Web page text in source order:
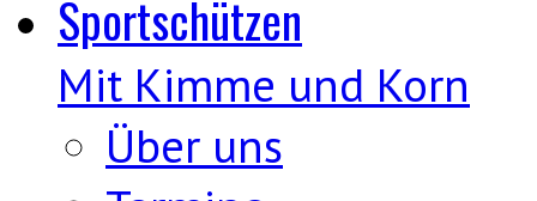
Sportschützen
Mit Kimme und Korn
Über uns